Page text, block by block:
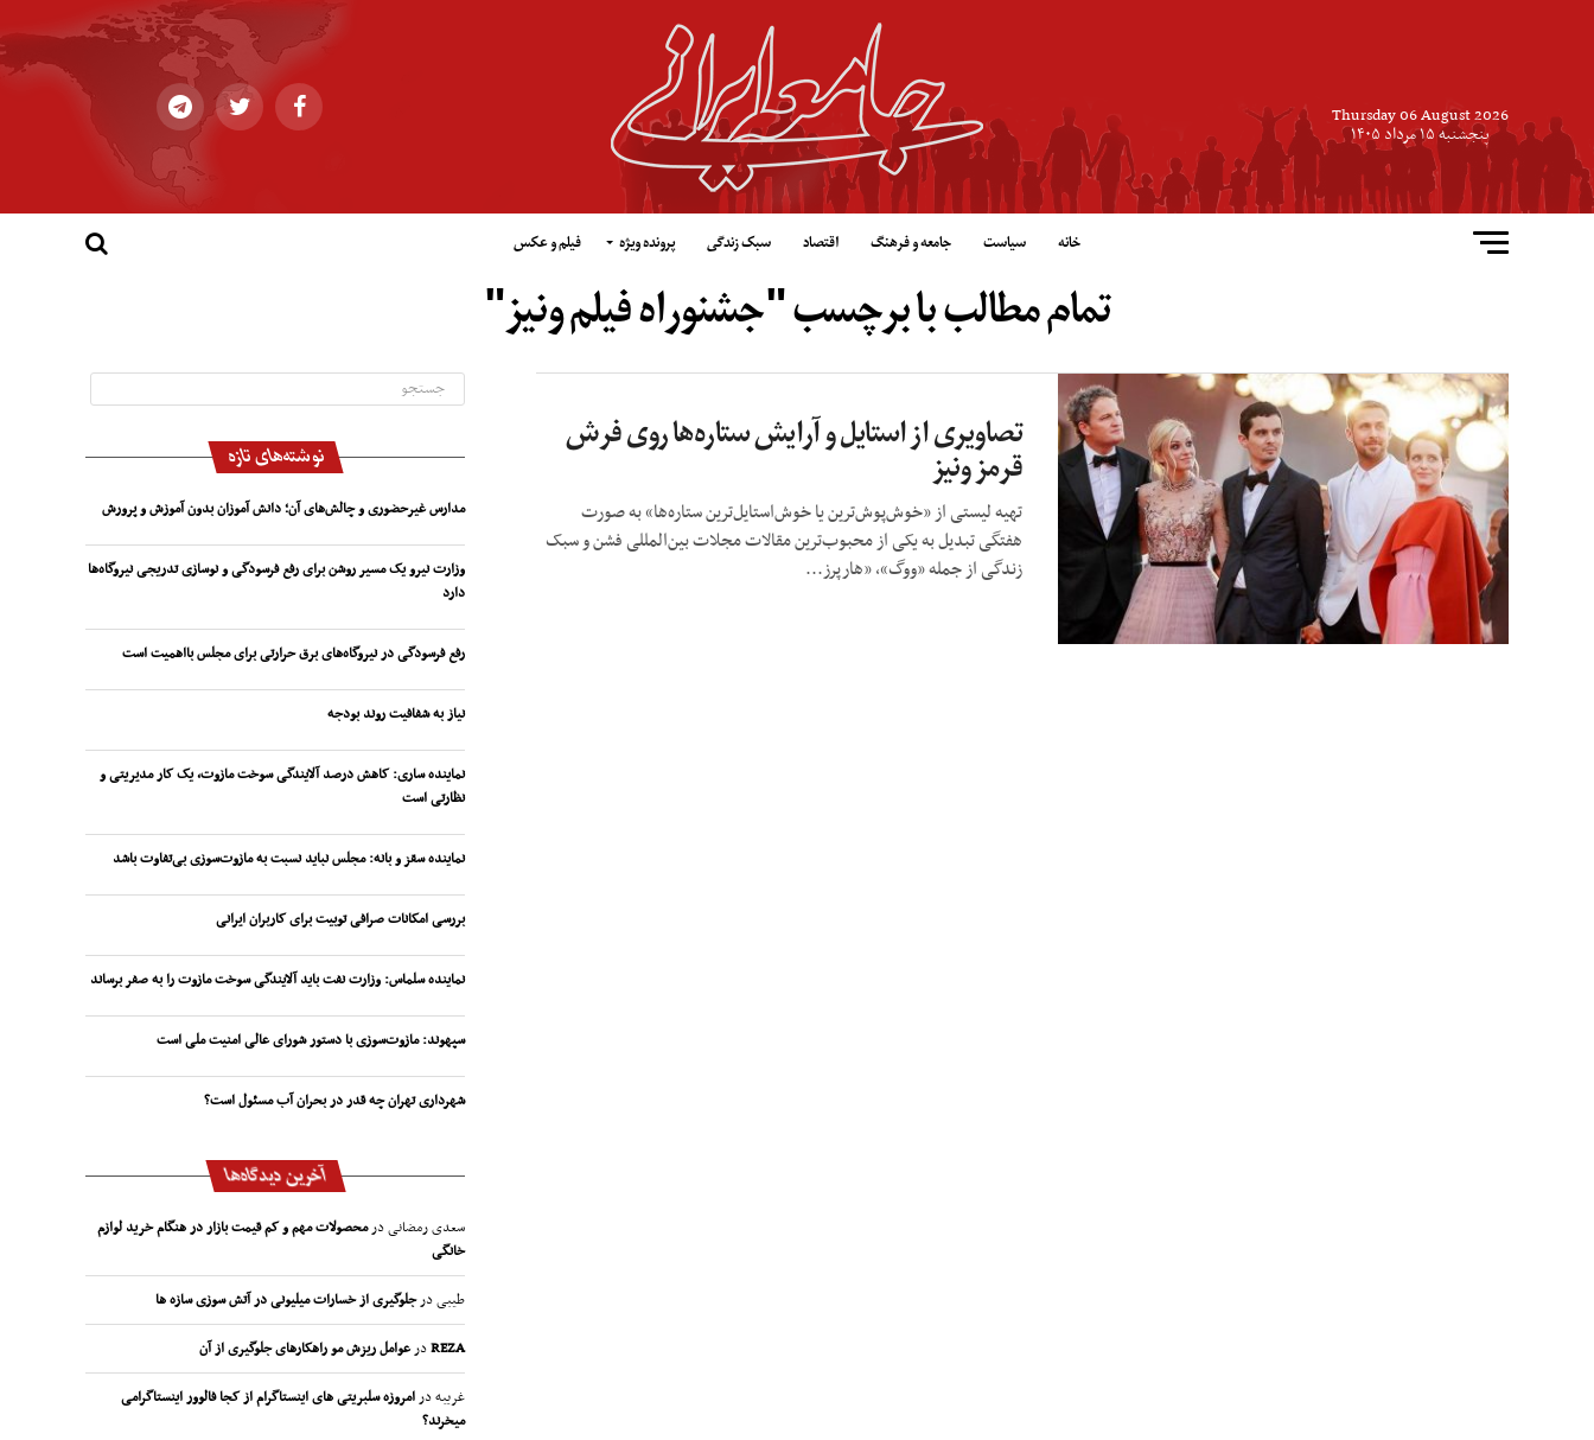
Thursday 06 August 2026
پنجشنبه ۱۵ مرداد ۱۴۰۵
خانه سیاست جامعه و فرهنگ اقتصاد سبک زندگی پرونده ویژه فیلم و عکس
تمام مطالب با برچسب "جشنوراه فیلم ونیز"
تصاویری از استایل و آرایش ستاره‌ها روی فرش
قرمز ونیز
تهیه لیستی از «خوش‌پوش‌ترین یا خوش‌استایل‌ترین ستاره‌ها» به صورت
هفتگی تبدیل به یکی از محبوب‌ترین مقالات مجلات بین‌المللی فشن و سبک
زندگی از جمله «ووگ»، «هارپرز...
نوشته‌های تازه
مدارس غیرحضوری و چالش‌های آن؛ دانش آموزان بدون آموزش و پرورش
وزارت نیرو یک مسیر روشن برای رفع فرسودگی و نوسازی تدریجی نیروگاه‌ها
دارد
رفع فرسودگی در نیروگاه‌های برق حرارتی برای مجلس بااهمیت است
نیاز به شفافیت روند بودجه
نماینده ساری: کاهش درصد آلایندگی سوخت مازوت، یک کار مدیریتی و
نظارتی است
نماینده سقز و بانه: مجلس نباید نسبت به مازوت‌سوزی بی‌تفاوت باشد
بررسی امکانات صرافی توبیت برای کاربران ایرانی
نماینده سلماس: وزارت نفت باید آلایندگی سوخت مازوت را به صفر برساند
سپهوند:‌ مازوت‌سوزی با دستور شورای عالی امنیت ملی است
شهرداری تهران چه قدر در بحران آب مسئول است؟
آخرین دیدگاه‌ها
سعدی رمضانیدرمحصولات مهم و کم قیمت بازار در هنگام خرید لوازم
خانگی
طیبیدرجلوگیری از خسارات میلیونی در آتش سوزی سازه ها
REZAدرعوامل ریزش مو راهکارهای جلوگیری از آن
غریبهدرامروزه سلبریتی های اینستاگرام از کجا فالوور اینستاگرامی
میخرند؟